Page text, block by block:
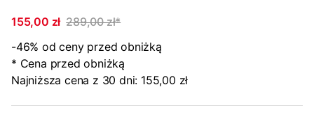
155,00 zł 289,00 zł*
-46% od ceny przed obniżką
* Cena przed obniżką
Najniższa cena z 30 dni: 155,00 zł